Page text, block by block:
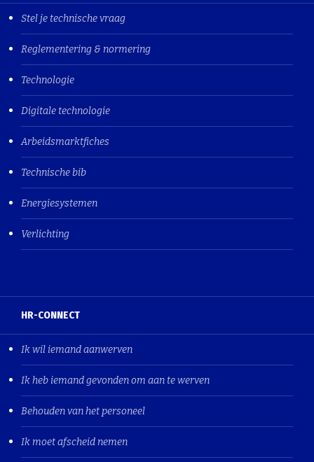
Stel je technische vraag
Reglementering & normering
Technologie
Digitale technologie
Arbeidsmarktfiches
Technische bib
Energiesystemen
Verlichting
HR-CONNECT
Ik wil iemand aanwerven
Ik heb iemand gevonden om aan te werven
Behouden van het personeel
Ik moet afscheid nemen